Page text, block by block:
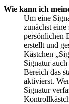
Wie kann ich
Um eine
zunächst
persönlichen
erstellt und
Kästchen
Signatur
Bereich das
aktivierst.
Signatur